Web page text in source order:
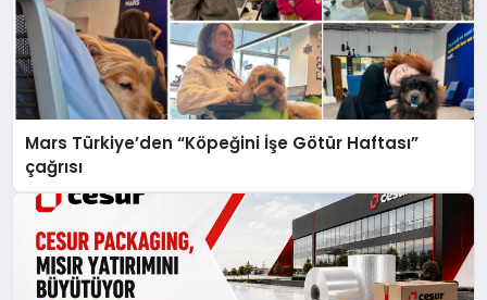
Mars Türkiye’den “Köpeğini İşe Götür Haftası”
çağrısı